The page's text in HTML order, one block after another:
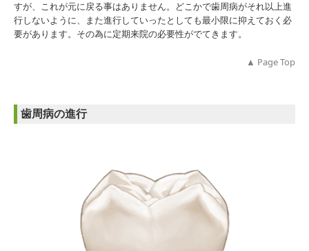
すが、これが元に戻る事はありません。どこかで歯周病がそれ以上進
行しないように、また進行していったとしても最小限に抑えておく必
要があります。その為に定期来院の必要性がでてきます。
▲ PageTop
歯周病の進行